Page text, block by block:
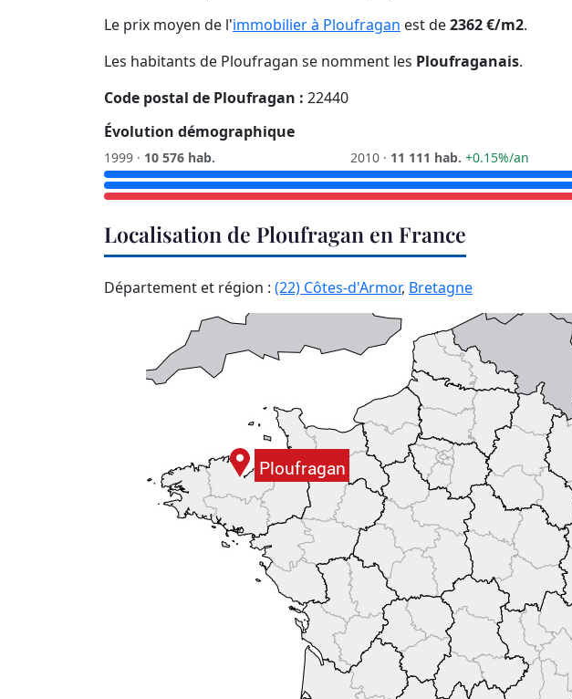
Le prix moyen de l'immobilier à Ploufragan est de2362 €/m2.
Les habitants de Ploufragan se nomment les Ploufraganais.
Code postal de Ploufragan : 22440
Évolution démographique
1999 · 10 576 hab. 2010 · 11 111 hab. +0.15%/an
Localisation de Ploufragan en France
Département et région : (22) Côtes-d'Armor, Bretagne